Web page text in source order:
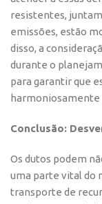
resistentes,
emissões, estão
disso, a
durante o
para garantir que
harmoniosamente
Conclusão:
Os dutos podem
uma parte vital do
transporte de